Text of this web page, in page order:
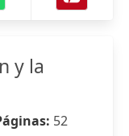
y la
52